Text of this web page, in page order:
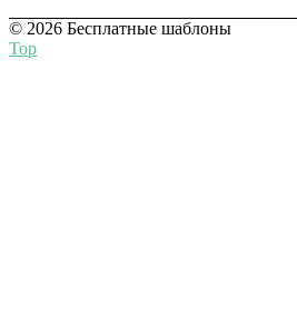
© 2026 Бесплатные шаблоны
Top